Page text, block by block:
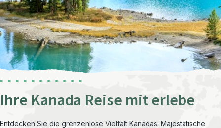
Ihre Kanada Reise mit erlebe
Entdecken Sie die grenzenlose Vielfalt Kanadas: Majestätische